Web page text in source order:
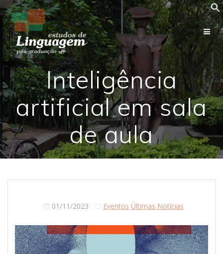
Skip
to
content
Inteligência
artificial em sala
de aula
01/11/2023 Eventos Últimas Notícias